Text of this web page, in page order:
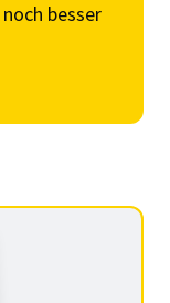
noch besser